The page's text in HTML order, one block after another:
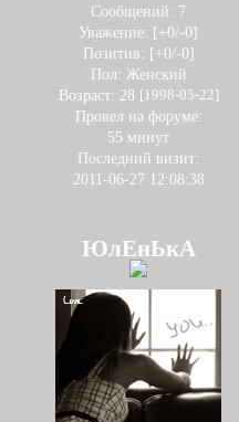
Сообщений: 7
Уважение: [+0/-0]
Позитив: [+0/-0]
Пол: Женский
Возраст: 28 [1998-05-22]
Провел на форуме:
55 минут
Последний визит:
2011-06-27 12:08:38
ЮлЕнЬкА